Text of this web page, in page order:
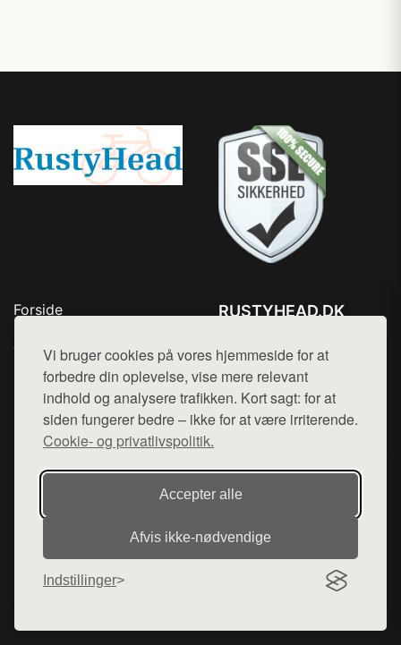
Vi bruger cookies på vores hjemmeside for at
forbedre din oplevelse, vise mere relevant
indhold og analysere trafikken. Kort sagt: for at
siden fungerer bedre – ikke for at være irriterende.
Cookie- og privatlivspolitik.
Accepter alle
Afvis ikke‑nødvendige
Indstillinger
Forside
Top Rabatter
Kontakt
RUSTYHEAD.DK
Mail: hej@want.dk
Cookie- og privatlivspolitik
Denne side er en del af want.dk, der udgiver en række
hjemmesider med præsentation af forskellige produkter fra
diverse webshops. Der sælges ikke varer fra denne side - vi
varerne på lager.